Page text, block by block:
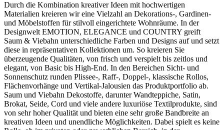
Durch die Kombination kreativer Ideen mit hochwertigen
Materialien kreieren wir eine Vielzahl an Dekorations-, Gardinen-
und Möbelstoffen für stilvoll eingerichtete Wohnräume. In der
Designwelt EMOTION, ELEGANCE und COUNTRY greift
Saum & Viebahn unterschiedliche Farben und Designs auf und setzt
diese in repräsentativen Kollektionen um. So kreieren Sie
überzeugende Qualitäten, von frisch und verspielt bis zeitlos und
elegant, von Basic bis High-End. In den Bereichen Sicht- und
Sonnenschutz runden Plissee-, Raff-, Doppel-, klassische Rollos,
Flächenvorhänge und Vertikal-Jalousien das Produktportfolio ab.
Saum und Viebahn Dekostoffe, darunter Wandteppiche, Satin,
Brokat, Seide, Cord und viele andere luxuriöse Textilprodukte, sind
von sehr hoher Qualität und bieten eine sehr große Bandbreite an
kreativen Ideen und unendliche Möglichkeiten. Dabei spielt es keine